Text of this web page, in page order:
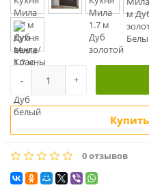
+
-
0 отзывов